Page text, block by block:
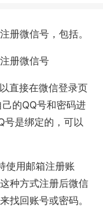
册微信号，包括。
直接在微信登录页
的QQ号和密码进
号是绑定的，可以
使用邮箱注册账
种方式注册后微信
找回账号或密码。